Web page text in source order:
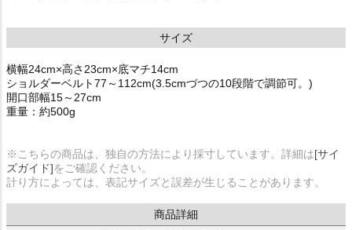
サイズ
横幅24cm×高さ23cm×底マチ14cm
ショルダーベルト77～112cm(3.5cmづつの10段階で調節可。)
開口部幅15～27cm
重量：約500g
※こちらの商品は、独自の方法により採寸しています。詳細は[サイ
ズガイド]をご確認ください。
計り方によっては、表記サイズと誤差が生じることがあります。
商品詳細